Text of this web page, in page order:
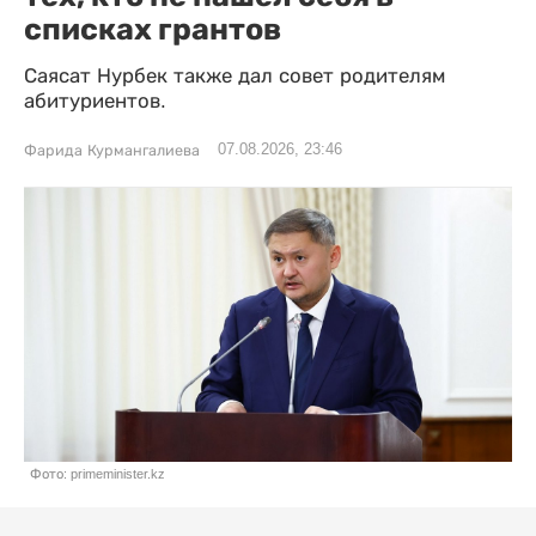
списках грантов
Саясат Нурбек также дал совет родителям
абитуриентов.
Фарида Курмангалиева 07.08.2026, 23:46
Фото: primeminister.kz